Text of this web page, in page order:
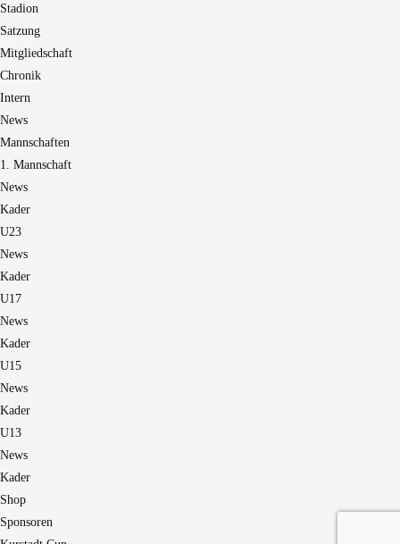
Stadion
Satzung
Mitgliedschaft
Chronik
Intern
News
Mannschaften
1. Mannschaft
News
Kader
U23
News
Kader
U17
News
Kader
U15
News
Kader
U13
News
Kader
Shop
Sponsoren